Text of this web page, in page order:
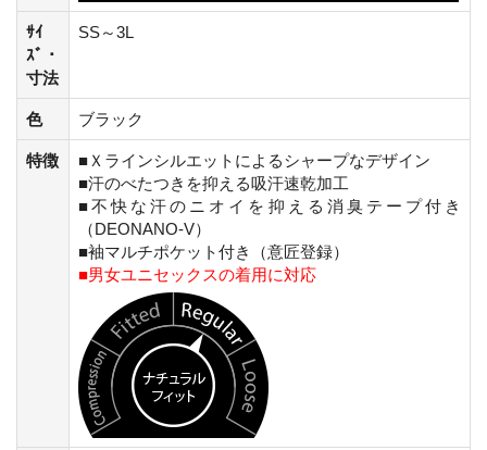
ｻｲ
ｽﾞ・
寸法
SS～3L
色 ブラック
特徴
■Ｘラインシルエットによるシャープなデザイン
■汗のべたつきを抑える吸汗速乾加工
■不快な汗のニオイを抑える消臭テープ付き
（DEONANO-V）
■袖マルチポケット付き（意匠登録）
■男女ユニセックスの着用に対応